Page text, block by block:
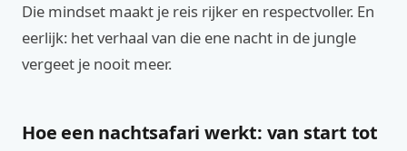
Die mindset maakt je reis rijker en respectvoller. En
eerlijk: het verhaal van die ene nacht in de jungle
vergeet je nooit meer.
Hoe een nachtsafari werkt: van start tot